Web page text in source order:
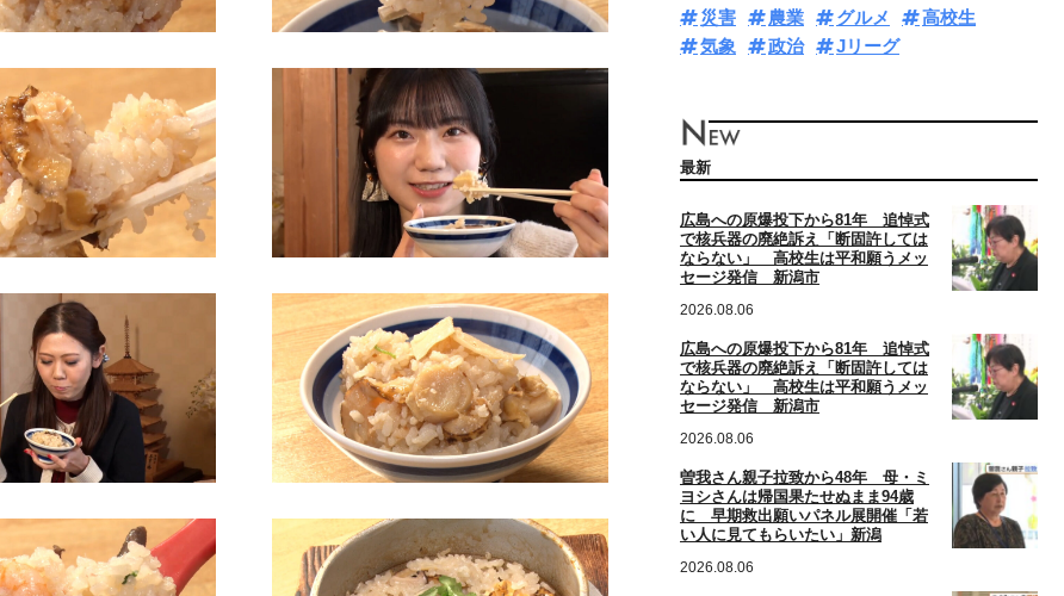
災害
農業 グルメ
高校生
気象
政治 Jリーグ
最新
広島への原爆投下から81年 追悼式
で核兵器の廃絶訴え「断固許しては
ならない」 高校生は平和願うメッ
セージ発信 新潟市
2026.08.06
広島への原爆投下から81年 追悼式
で核兵器の廃絶訴え「断固許しては
ならない」 高校生は平和願うメッ
セージ発信 新潟市
2026.08.06
曽我さん親子拉致から48年 母・ミ
ヨシさんは帰国果たせぬまま94歳
に 早期救出願いパネル展開催「若
い人に見てもらいたい」新潟
2026.08.06